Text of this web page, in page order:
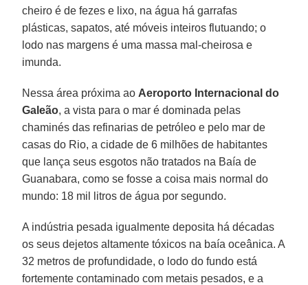
cheiro é de fezes e lixo, na água há garrafas
plásticas, sapatos, até móveis inteiros flutuando; o
lodo nas margens é uma massa mal-cheirosa e
imunda.
Nessa área próxima ao Aeroporto Internacional do
Galeão, a vista para o mar é dominada pelas
chaminés das refinarias de petróleo e pelo mar de
casas do Rio, a cidade de 6 milhões de habitantes
que lança seus esgotos não tratados na Baía de
Guanabara, como se fosse a coisa mais normal do
mundo: 18 mil litros de água por segundo.
A indústria pesada igualmente deposita há décadas
os seus dejetos altamente tóxicos na baía oceânica. A
32 metros de profundidade, o lodo do fundo está
fortemente contaminado com metais pesados, e a